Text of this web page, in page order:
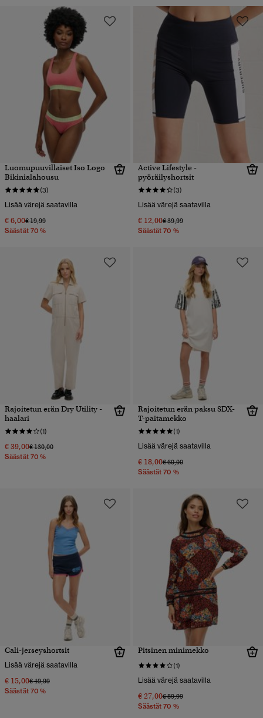
Luomupuuvillaiset Iso Logo
Bikinialahousu
(3)
Lisää värejä saatavilla
€ 6,00Hinta alennettu hinnasta
€ 19,99hintaan
Säästät 70 %
Active Lifestyle -
pyöräilyshortsit
(3)
Lisää värejä saatavilla
€ 12,00Hinta alennettu hinnasta
€ 39,99hintaan
Säästät 70 %
Rajoitetun erän Dry Utility -
haalari
(1)
€ 39,00Hinta alennettu hinnasta
€ 130,00hintaan
Säästät 70 %
Rajoitetun erän paksu SDX-
T-paitamekko
(1)
Lisää värejä saatavilla
€ 18,00Hinta alennettu hinnasta
€ 60,00hintaan
Säästät 70 %
Cali-jerseyshortsit
Lisää värejä saatavilla
€ 15,00Hinta alennettu hinnasta
€ 49,99hintaan
Säästät 70 %
Pitsinen minimekko
(1)
Lisää värejä saatavilla
€ 27,00Hinta alennettu hinnasta
€ 89,99hintaan
Säästät 70 %